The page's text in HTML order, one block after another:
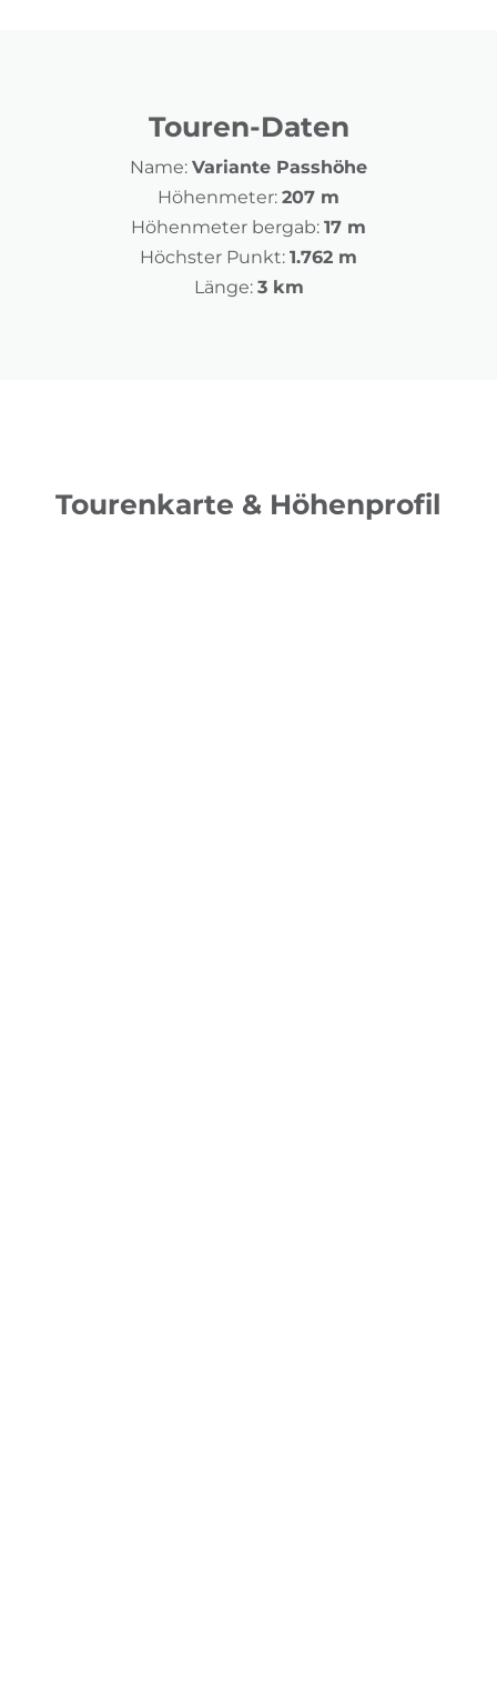
Touren-Daten
Name: Variante Passhöhe
Höhenmeter: 207 m
Höhenmeter bergab: 17 m
Höchster Punkt: 1.762 m
Länge: 3 km
Tourenkarte & Höhenprofil